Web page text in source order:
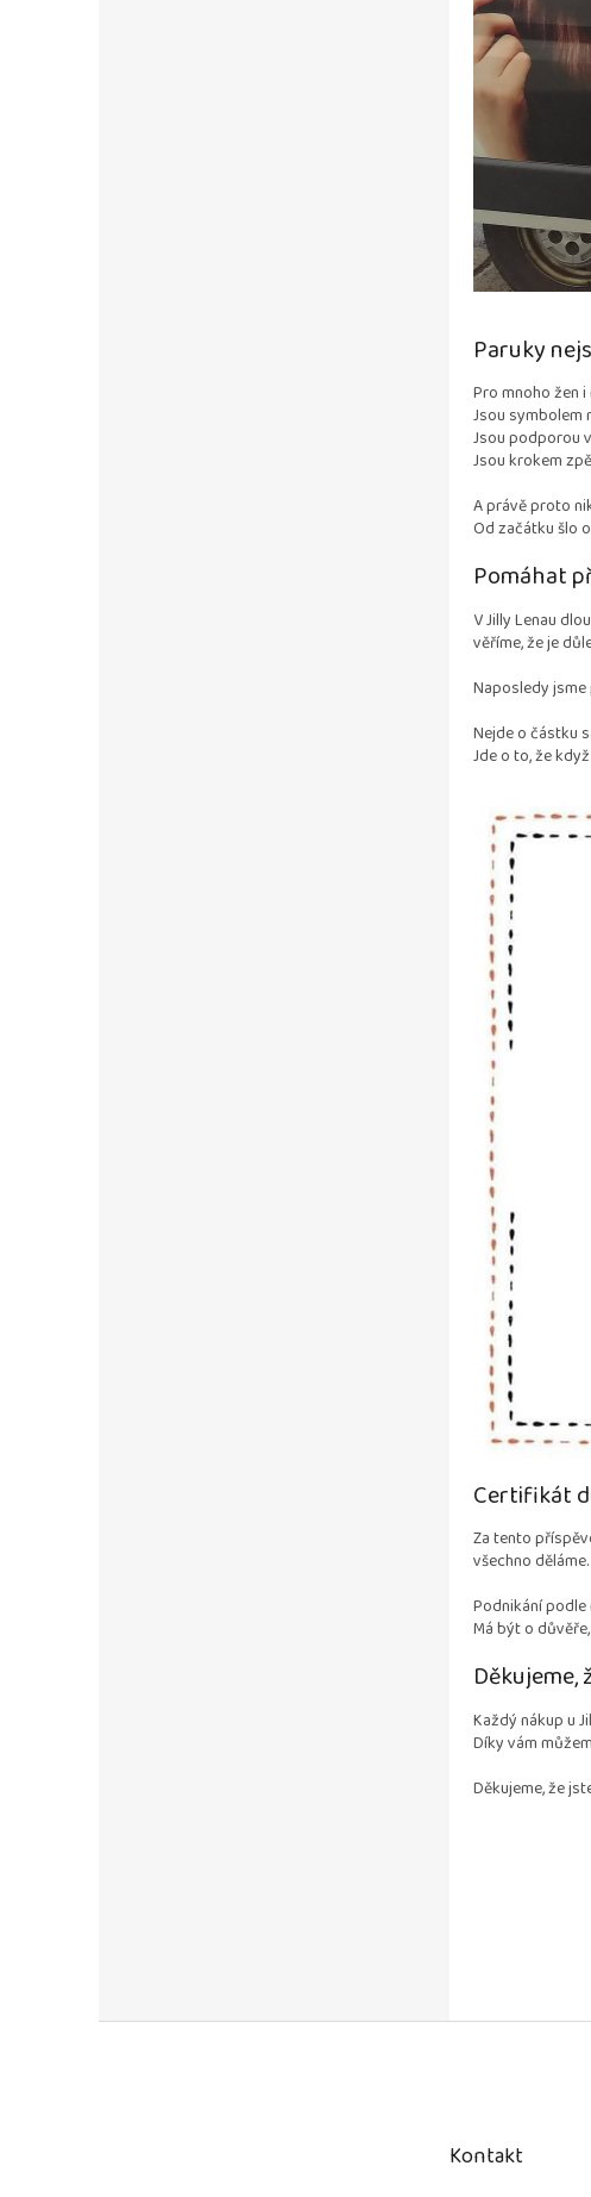
Paruky
Pro mnoho žen
Jsou symbolem
Jsou podporou
Jsou krokem
A právě proto
Od začátku šlo
Pomáhat
V Jilly Lenau
věříme, že je
Naposledy
Nejde o částku
Jde o to, že
Certifikát
Za tento
všechno děláme.
Podnikání podle
Má být o
Každý nákup u
Díky vám
Děkujeme, že
Kontakt